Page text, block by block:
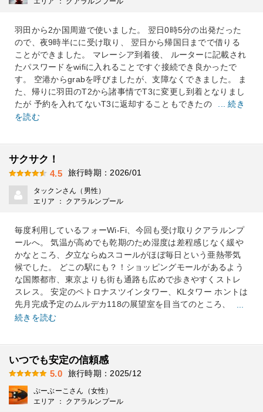
羽田から2か国周遊で使いました。 翌日0時5分の出発だった
ので、夜9時半にに受け取り、 翌日から帰国日までで借りる
ことができました。 マレーシア到着後、 ルーターに記載され
たパスワードをwifiに入れることですぐ接続でき良かったで
す。 空港からgrabを呼びましたが、支障なくできました。 ま
た、帰りに羽田のT2から諸事情でT3に変更し到着となりまし
たが 予約を入れてないT3に返却することもできたの
... 続き
を読む
サクサク！
4.5 旅行時期：2026/01
タックンさん（男性）
エリア ： クアラルンプール
毎度利用しているフォーWi-Fi、今回も受け取りクアラルンプ
ールへ。 気温が高めでも乾期のため湿度は差程感じなく緩や
かなところ、夕立ならぬスコールがほぼ毎日という亜熱帯気
候でした。 どこの駅にも？！ショッピングモールがあるよう
な国際都市、東京よりも街も通路も広めで歩きやすくストレ
スレス。 安定のペトロナスツインタワー、KLタワー ホントは
先月完成予定のムルデカ118の展望室を目当てのところ、
続きを読む
いつでも安定の信頼感
5.0 旅行時期：2025/12
ぷーぶーこさん（女性）
エリア ： クアラルンプール